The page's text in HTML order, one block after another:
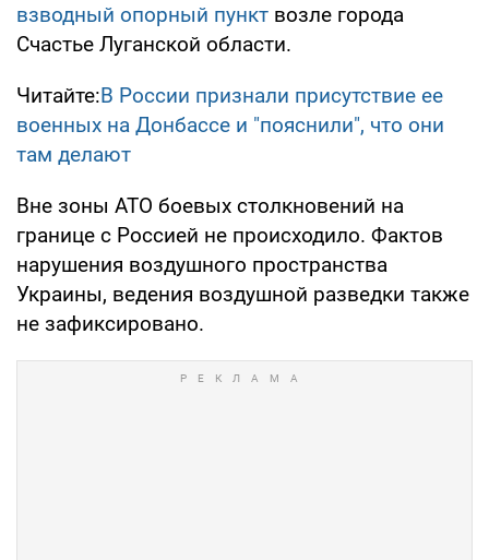
взводный опорный пункт возле города
Счастье Луганской области.
Читайте:В России признали присутствие ее
военных на Донбассе и "пояснили", что они
там делают
Вне зоны АТО боевых столкновений на
границе с Россией не происходило. Фактов
нарушения воздушного пространства
Украины, ведения воздушной разведки также
не зафиксировано.